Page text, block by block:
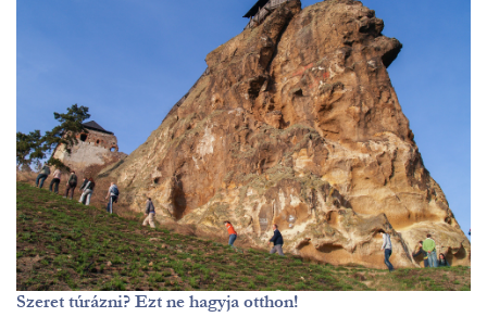
Szeret túrázni? Ezt ne hagyja otthon!